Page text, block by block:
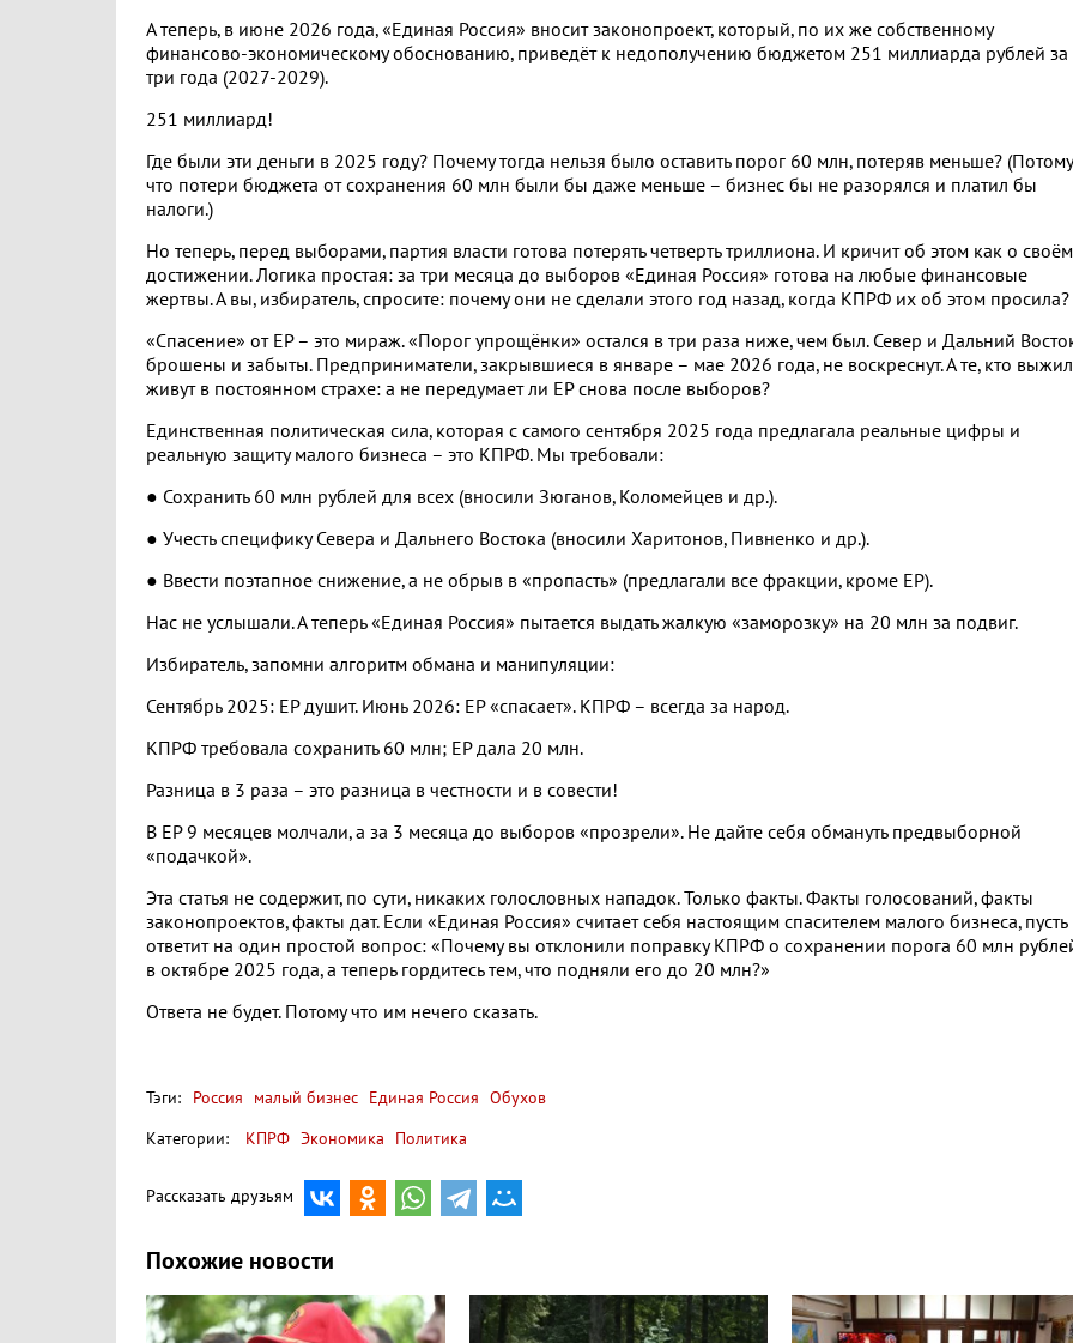
А теперь, в июне 2026 года, «Единая Россия» вносит законопроект, который, по их же собственному
финансово-экономическому обоснованию, приведёт к недополучению бюджетом 251 миллиарда рублей за
три года (2027-2029).
251 миллиард!
Где были эти деньги в 2025 году? Почему тогда нельзя было оставить порог 60 млн, потеряв меньше? (Потому
что потери бюджета от сохранения 60 млн были бы даже меньше – бизнес бы не разорялся и платил бы
налоги.)
Но теперь, перед выборами, партия власти готова потерять четверть триллиона. И кричит об этом как о своём
достижении. Логика простая: за три месяца до выборов «Единая Россия» готова на любые финансовые
жертвы. А вы, избиратель, спросите: почему они не сделали этого год назад, когда КПРФ их об этом просила?
«Спасение» от ЕР – это мираж. «Порог упрощёнки» остался в три раза ниже, чем был. Север и Дальний
брошены и забыты. Предприниматели, закрывшиеся в январе – мае 2026 года, не воскреснут. А те, кто
живут в постоянном страхе: а не передумает ли ЕР снова после выборов?
Единственная политическая сила, которая с самого сентября 2025 года предлагала реальные цифры и
реальную защиту малого бизнеса – это КПРФ. Мы требовали:
● Сохранить 60 млн рублей для всех (вносили Зюганов, Коломейцев и др.).
● Учесть специфику Севера и Дальнего Востока (вносили Харитонов, Пивненко и др.).
● Ввести поэтапное снижение, а не обрыв в «пропасть» (предлагали все фракции, кроме ЕР).
Нас не услышали. А теперь «Единая Россия» пытается выдать жалкую «заморозку» на 20 млн за подвиг.
Избиратель, запомни алгоритм обмана и манипуляции:
Сентябрь 2025: ЕР душит. Июнь 2026: ЕР «спасает». КПРФ – всегда за народ.
КПРФ требовала сохранить 60 млн; ЕР дала 20 млн.
Разница в 3 раза – это разница в честности и в совести!
В ЕР 9 месяцев молчали, а за 3 месяца до выборов «прозрели». Не дайте себя обмануть предвыборной
«подачкой».
Эта статья не содержит, по сути, никаких голословных нападок. Только факты. Факты голосований, факты
законопроектов, факты дат. Если «Единая Россия» считает себя настоящим спасителем малого бизнеса, пусть
ответит на один простой вопрос: «Почему вы отклонили поправку КПРФ о сохранении порога 60 млн
в октябре 2025 года, а теперь гордитесь тем, что подняли его до 20 млн?»
Ответа не будет. Потому что им нечего сказать.
Тэги: Россия малый бизнес Единая Россия Обухов
Категории:
КПРФ Экономика Политика
Рассказать друзьям
Похожие новости